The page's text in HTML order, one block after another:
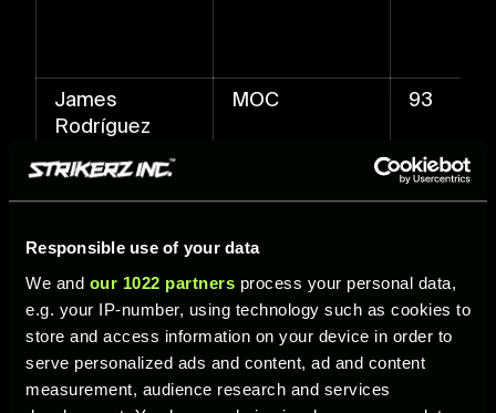
Responsible use of your data
We and our 1022 partners process your personal data,
e.g. your IP-number, using technology such as cookies to
store and access information on your device in order to
serve personalized ads and content, ad and content
measurement, audience research and services
James
Rodríguez
MOC 93
Joško Gvardiol DG 93